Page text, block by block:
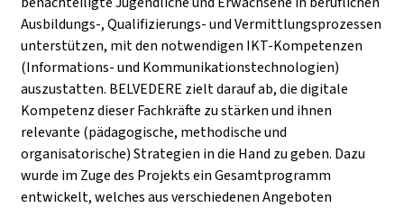
Ausbildungs-, Qualifizierungs- und Vermittlungsprozessen
unterstützen, mit den notwendigen IKT-Kompetenzen
(Informations- und Kommunikationstechnologien)
auszustatten. BELVEDERE zielt darauf ab, die digitale
Kompetenz dieser Fachkräfte zu stärken und ihnen
relevante (pädagogische, methodische und
organisatorische) Strategien in die Hand zu geben. Dazu
wurde im Zuge des Projekts ein Gesamtprogramm
entwickelt, welches aus verschiedenen Angeboten